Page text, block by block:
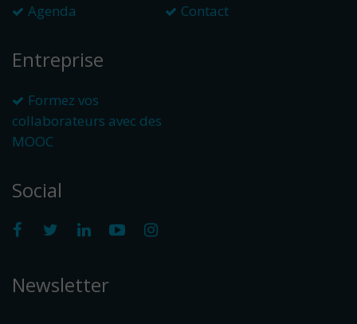
Agenda
Contact
Entreprise
Formez vos
collaborateurs avec des
MOOC
Social
Newsletter